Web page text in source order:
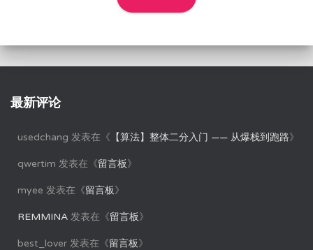
最新评论
usedchang 发表在《 【算法】整体二分入门 —— 从爆栈到跑路》
qwertim 发表在《留言板》
myee 发表在《留言板》
REMMINA 发表在《留言板》
best_lover 发表在《留言板》